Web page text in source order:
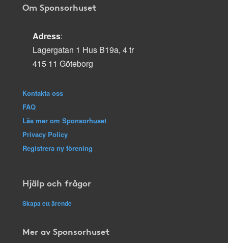
Om Sponsorhuset
Adress:
Lagergatan 1 Hus B19a, 4 tr
415 11 Göteborg
Kontakta oss
FAQ
Läs mer om Sponsorhuset
Privacy Policy
Registrera ny förening
Hjälp och frågor
Skapa ett ärende
Mer av Sponsorhuset